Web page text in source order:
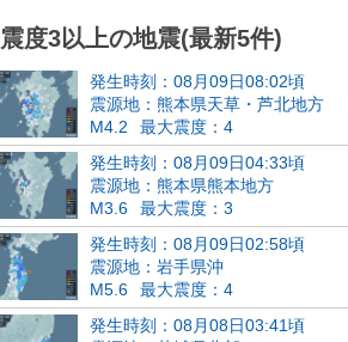
震度3以上の地震(最新5件)
発生時刻：08月09日08:02頃
震源地：熊本県天草・芦北地方
M4.2
最大震度：4
発生時刻：08月09日04:33頃
震源地：熊本県熊本地方
M3.6
最大震度：3
発生時刻：08月09日02:58頃
震源地：岩手県沖
M5.6
最大震度：4
発生時刻：08月08日03:41頃